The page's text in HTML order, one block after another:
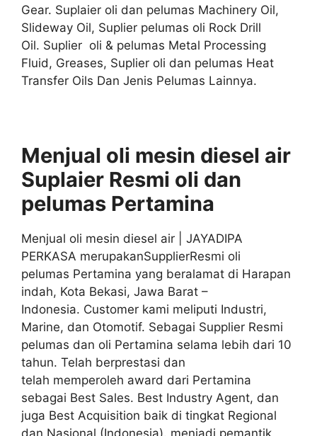
Gear. Suplaier oli dan pelumas Machinery Oil,
Slideway Oil, Suplier pelumas oli Rock Drill
Oil. Suplier oli & pelumas Metal Processing
Fluid, Greases, Suplier oli dan pelumas Heat
Transfer Oils Dan Jenis Pelumas Lainnya.
Menjual oli mesin diesel air
Suplaier Resmi oli dan
pelumas Pertamina
Menjual oli mesin diesel air | JAYADIPA
PERKASA merupakanSupplierResmi oli
pelumas Pertamina yang beralamat di Harapan
indah, Kota Bekasi, Jawa Barat –
Indonesia. Customer kami meliputi Industri,
Marine, dan Otomotif. Sebagai Supplier Resmi
pelumas dan oli Pertamina selama lebih dari 10
tahun. Telah berprestasi dan
telah memperoleh award dari Pertamina
sebagai Best Sales. Best Industry Agent, dan
juga Best Acquisition baik di tingkat Regional
dan Nasional (Indonesia). menjadi pemantik